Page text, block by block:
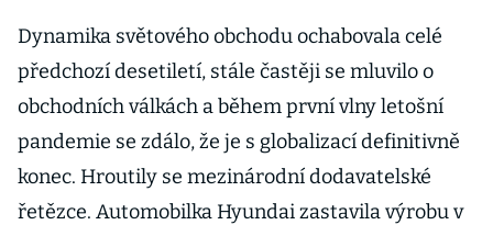
Dynamika světového obchodu ochabovala celé
předchozí desetiletí, stále častěji se mluvilo o
obchodních válkách a během první vlny letošní
pandemie se zdálo, že je s globalizací definitivně
konec. Hroutily se mezinárodní dodavatelské
řetězce. Automobilka Hyundai zastavila výrobu v